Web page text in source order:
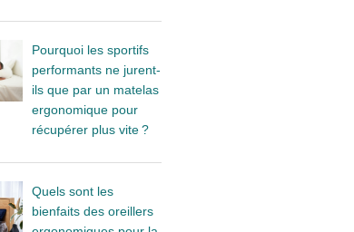
Pourquoi les sportifs
performants ne jurent-
ils que par un matelas
ergonomique pour
récupérer plus vite ?
Quels sont les
bienfaits des oreillers